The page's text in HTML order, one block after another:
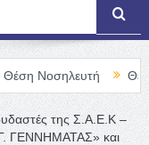
Θέση Νοσηλευτή/
της Σ.Α.Ε.Κ –
ΓΕΝΝΗΜΑΤΑΣ» και